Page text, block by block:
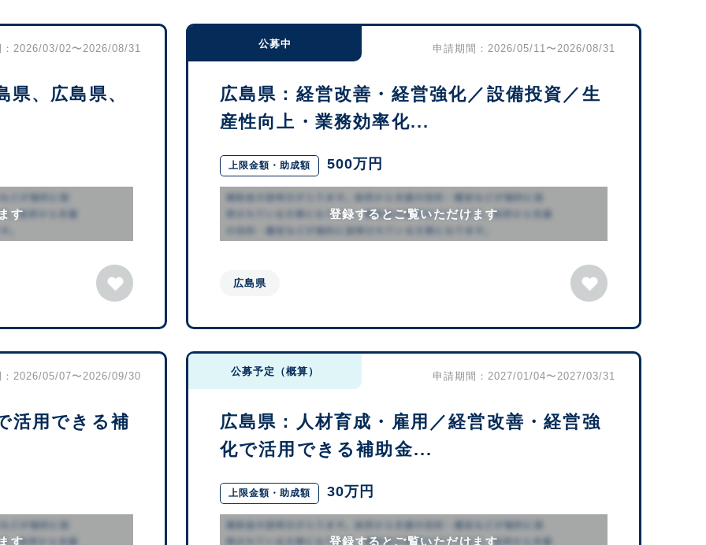
：2026/03/02〜2026/08/31
、広島県、
す
公募中 申請期間：2026/05/11〜2026/08/31
広島県：経営改善・経営強化／設備投資／生
産性向上・業務効率化...
上限金額・助成額 500万円
登録するとご覧いただけます
広島県
：2026/05/07〜2026/09/30
活用できる補
す
公募予定（概算） 申請期間：2027/01/04〜2027/03/31
広島県：人材育成・雇用／経営改善・経営強
化で活用できる補助金...
上限金額・助成額 30万円
登録するとご覧いただけます